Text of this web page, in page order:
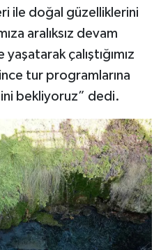
ile doğal güzelliklerini
aralıksız devam
çalıştığımız
tur programlarına
bekliyoruz” dedi.